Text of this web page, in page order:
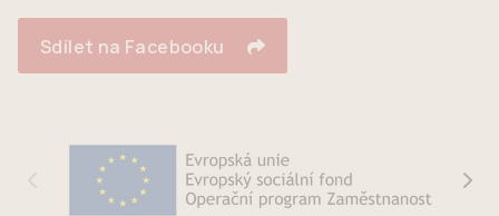
Sdílet na Facebooku